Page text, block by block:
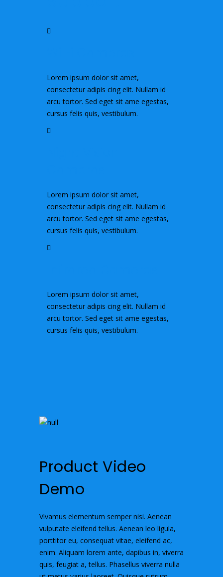
Lorem ipsum dolor sit amet,
consectetur adipis cing elit. Nullam id
arcu tortor. Sed eget sit ame egestas,
cursus felis quis, vestibulum.
Lorem ipsum dolor sit amet,
consectetur adipis cing elit. Nullam id
arcu tortor. Sed eget sit ame egestas,
cursus felis quis, vestibulum.
Lorem ipsum dolor sit amet,
consectetur adipis cing elit. Nullam id
arcu tortor. Sed eget sit ame egestas,
cursus felis quis, vestibulum.
Product Video
Demo
Vivamus elementum semper nisi. Aenean
vulputate eleifend tellus. Aenean leo ligula,
porttitor eu, consequat vitae, eleifend ac,
enim. Aliquam lorem ante, dapibus in, viverra
quis, feugiat a, tellus. Phasellus viverra nulla